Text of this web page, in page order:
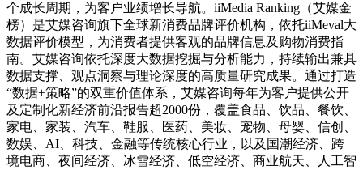
个成长周期，为客户业绩增长导航。iiMedia Ranking（艾媒金
榜）是艾媒咨询旗下全球新消费品牌评价机构，依托iiMeval大
数据评价模型，为消费者提供客观的品牌信息及购物消费指
南。艾媒咨询依托深度大数据挖掘与分析能力，持续输出兼具
数据支撑、观点洞察与理论深度的高质量研究成果。通过打造
“数据+策略”的双重价值体系，艾媒咨询每年为客户提供公开
及定制化新经济前沿报告超2000份，覆盖食品、饮品、餐饮、
家电、家装、汽车、鞋服、医药、美妆、宠物、母婴、信创、
数娱、AI、科技、金融等传统核心行业，以及国潮经济、跨
境电商、夜间经济、冰雪经济、低空经济、商业航天、人工智